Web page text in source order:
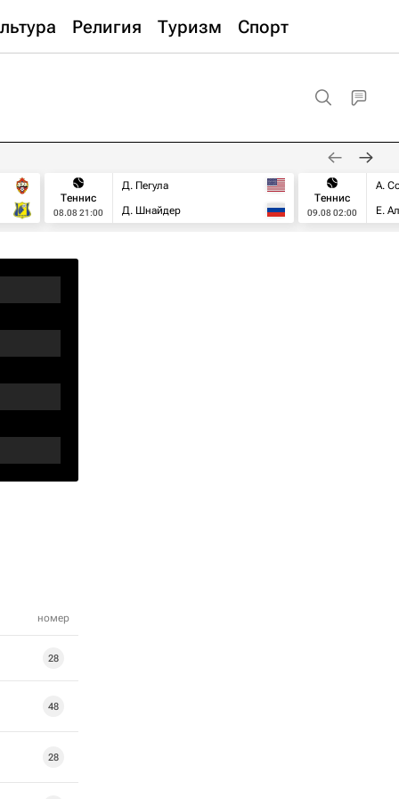
Религия Туризм Спорт
Теннис
08.08 21:00
Д. Пегула
Д. Шнайдер
Теннис
09.08 02:00
А.
Е.
номер
28
48
28